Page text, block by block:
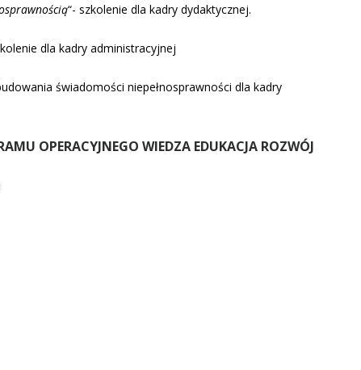
“- szkolenie dla kadry dydaktycznej.
dla kadry administracyjnej
świadomości niepełnosprawności dla kadry
OPERACYJNEGO WIEDZA EDUKACJA ROZWÓJ